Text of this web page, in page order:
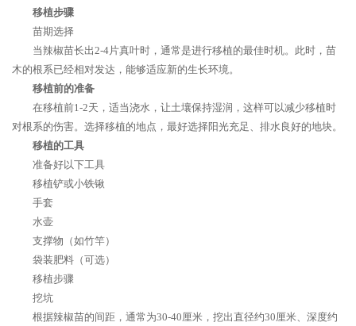
移植步骤
苗期选择
当辣椒苗长出2-4片真叶时，通常是进行移植的最佳时机。此时，苗
木的根系已经相对发达，能够适应新的生长环境。
移植前的准备
在移植前1-2天，适当浇水，让土壤保持湿润，这样可以减少移植时
对根系的伤害。选择移植的地点，最好选择阳光充足、排水良好的地块。
移植的工具
准备好以下工具
移植铲或小铁锹
手套
水壶
支撑物（如竹竿）
袋装肥料（可选）
移植步骤
挖坑
根据辣椒苗的间距，通常为30-40厘米，挖出直径约30厘米、深度约